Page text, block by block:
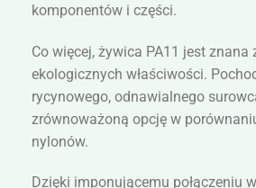
komponentów i części.
Co więcej, żywica PA11 jest znana
ekologicznych właściwości.
rycynowego, odnawialnego
zrównoważoną opcję w
nylonów.
Dzięki imponującemu połączeniu